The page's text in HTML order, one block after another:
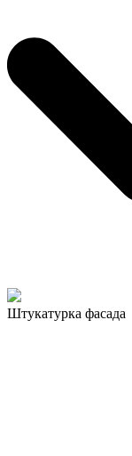
Штукатурка фасада